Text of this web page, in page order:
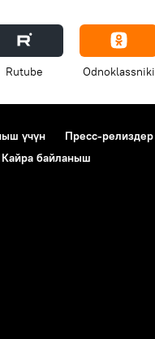
Rutube Odnoklassniki
үчүн Пресс-релиздер
Кайра байланыш